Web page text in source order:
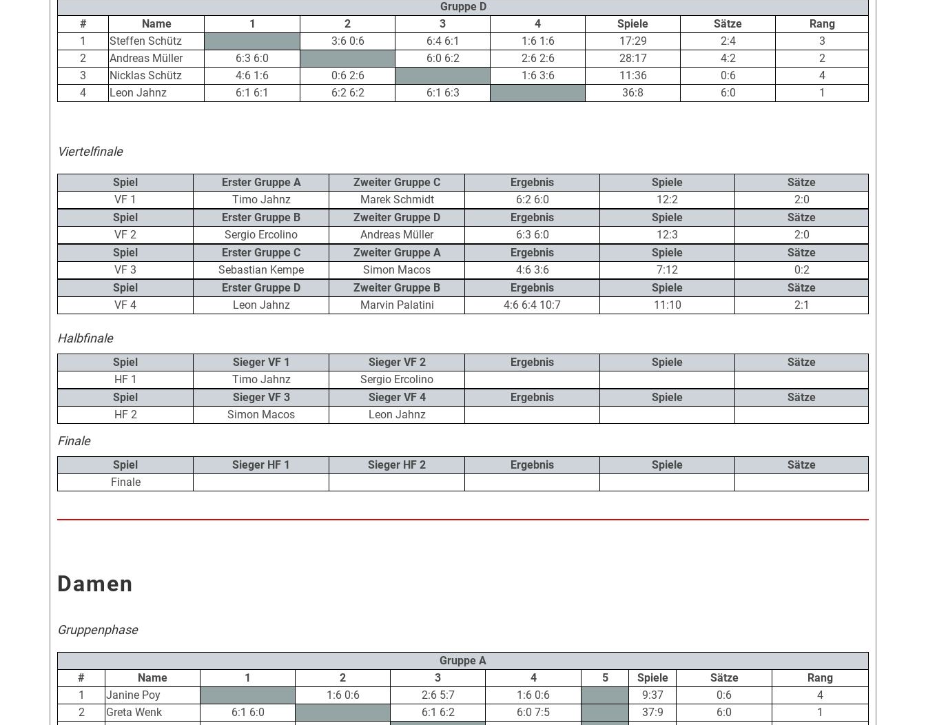
Gruppe D
#
Name 1 2 3 4 Spiele Sätze
Rang
1
Steffen Schütz 3:6 0:6 6:4 6:1 1:6 1:6 17:29 2:4
3
2
Andreas Müller 6:3 6:0 6:0 6:2 2:6 2:6 28:17 4:2
2
3
Nicklas Schütz 4:6 1:6 0:6 2:6 1:6 3:6 11:36 0:6
4
4
Leon Jahnz 6:1 6:1 6:2 6:2 6:1 6:3 36:8 6:0 1
Viertelfinale
Spiel Erster Gruppe A Zweiter Gruppe C Ergebnis Spiele
Sätze
VF 1
Timo Jahnz Marek Schmidt 6:2 6:0 12:2
2:0
Spiel
Erster Gruppe B Zweiter Gruppe D Ergebnis Spiele
Sätze
VF 2
Sergio Ercolino Andreas Müller 6:3 6:0 12:3
2:0
Spiel
Erster Gruppe C Zweiter Gruppe A Ergebnis Spiele
Sätze
VF 3
Sebastian Kempe Simon Macos 4:6 3:6 7:12
0:2
Spiel
Erster Gruppe D Zweiter Gruppe B Ergebnis Spiele
Sätze
VF 4
Leon Jahnz Marvin Palatini 4:6 6:4 10:7 11:10 2:1
Halbfinale
Spiel Sieger VF 1 Sieger VF 2 Ergebnis Spiele
Sätze
HF 1
Timo Jahnz
Sergio Ercolino
Spiel
Sieger VF 3 Sieger VF 4 Ergebnis Spiele
Sätze
HF 2
Simon Macos Leon Jahnz
Finale
Spiel Sieger HF 1 Sieger HF 2 Ergebnis Spiele
Sätze
Finale
Damen
Gruppenphase
Gruppe A
#
Name 1 2 3 4 5 Spiele Sätze
Rang
1
Janine Poy 1:6 0:6 2:6 5:7 1:6 0:6 9:37 0:6
4
2
Greta Wenk 6:1 6:0 6:1 6:2 6:0 7:5 37:9 6:0
1